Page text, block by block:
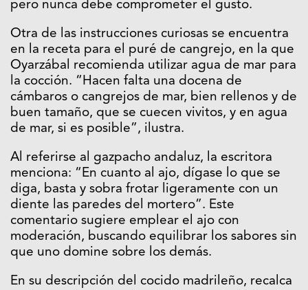
pero nunca debe comprometer el gusto.
Otra de las instrucciones curiosas se encuentra
en la receta para el puré de cangrejo, en la que
Oyarzábal recomienda utilizar agua de mar para
la cocción. “Hacen falta una docena de
cámbaros o cangrejos de mar, bien rellenos y de
buen tamaño, que se cuecen vivitos, y en agua
de mar, si es posible”, ilustra.
Al referirse al gazpacho andaluz, la escritora
menciona: “En cuanto al ajo, dígase lo que se
diga, basta y sobra frotar ligeramente con un
diente las paredes del mortero”. Este
comentario sugiere emplear el ajo con
moderación, buscando equilibrar los sabores sin
que uno domine sobre los demás.
En su descripción del cocido madrileño, recalca